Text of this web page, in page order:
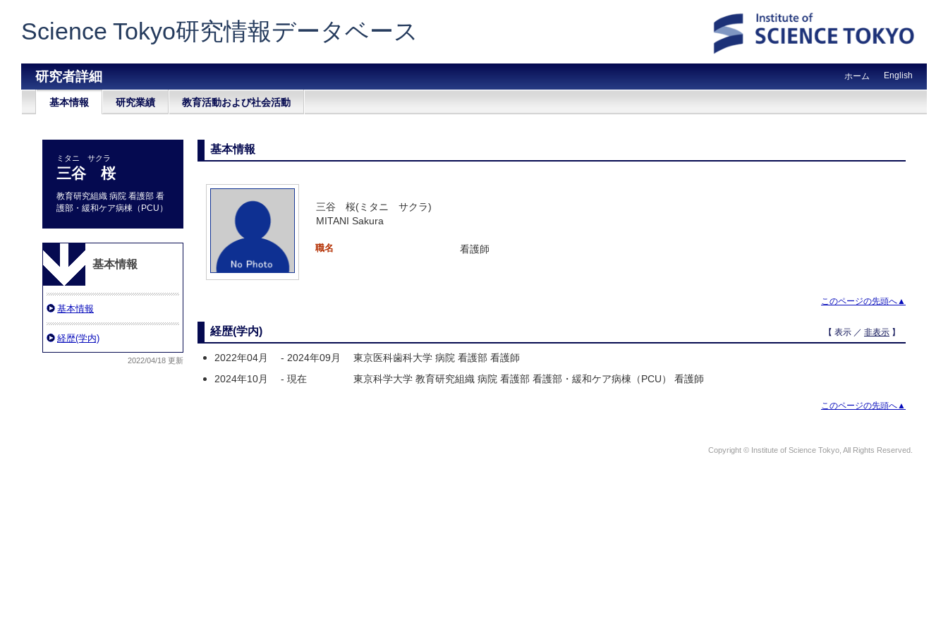
Science Tokyo研究情報データベース
研究者詳細 ホーム English
基本情報 研究業績 教育活動および社会活動
ミタニ サクラ
三谷 桜
教育研究組織 病院 看護部 看
護部・緩和ケア病棟（PCU）
基本情報
基本情報
経歴(学内)
2022/04/18 更新
基本情報
三谷 桜(ミタニ サクラ)
MITANI Sakura
職名 看護師
このページの先頭へ▲
経歴(学内) 【 表示 ／ 非表示 】
2022年04月 - 2024年09月
東京医科歯科大学 病院 看護部 看護師
2024年10月
- 現在 東京科学大学 教育研究組織 病院 看護部 看護部・緩和ケア病棟（PCU） 看護師
このページの先頭へ▲
Copyright © Institute of Science Tokyo, All Rights Reserved.